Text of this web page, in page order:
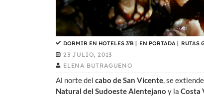
DORMIR EN HOTELES 3'B | EN PORTADA | RUTAS
23 JULIO, 2013
ELENA BUTRAGUENO
Al norte del cabo de San Vicente, se
Natural del Sudoeste Alentejano y la Costa